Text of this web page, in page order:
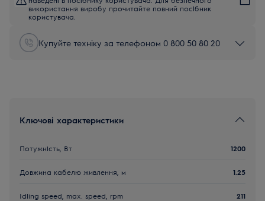
використання виробу прочитайте повний посібник
користувача.
Купуйте техніку за телефоном 0 800 50 80 20
Ключові характеристики
Потужність, Вт 1200
Довжина кабелю живлення, м 1.25
Idling speed, max. speed, rpm 211